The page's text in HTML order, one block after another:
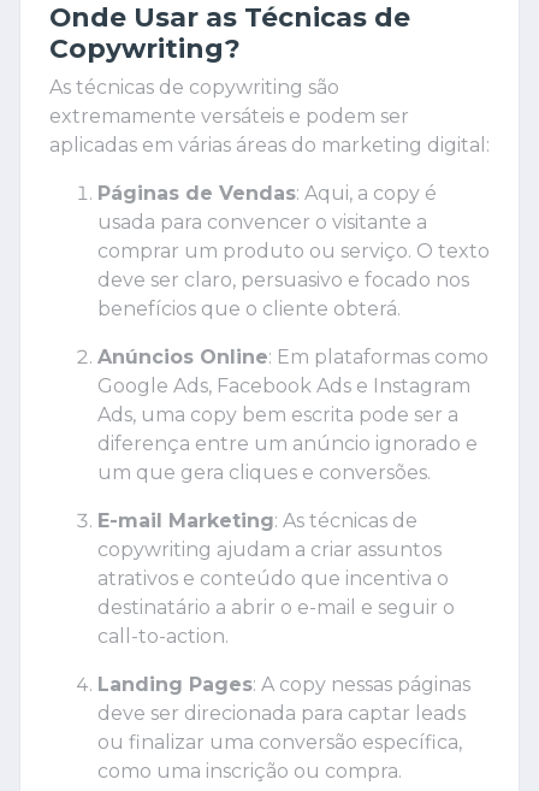
Onde Usar as Técnicas de
Copywriting?
As técnicas de copywriting são
extremamente versáteis e podem ser
aplicadas em várias áreas do marketing digital:
Páginas de Vendas: Aqui, a copy é
usada para convencer o visitante a
comprar um produto ou serviço. O texto
deve ser claro, persuasivo e focado nos
benefícios que o cliente obterá.
Anúncios Online: Em plataformas como
Google Ads, Facebook Ads e Instagram
Ads, uma copy bem escrita pode ser a
diferença entre um anúncio ignorado e
um que gera cliques e conversões.
E-mail Marketing: As técnicas de
copywriting ajudam a criar assuntos
atrativos e conteúdo que incentiva o
destinatário a abrir o e-mail e seguir o
call-to-action.
Landing Pages: A copy nessas páginas
deve ser direcionada para captar leads
ou finalizar uma conversão específica,
como uma inscrição ou compra.